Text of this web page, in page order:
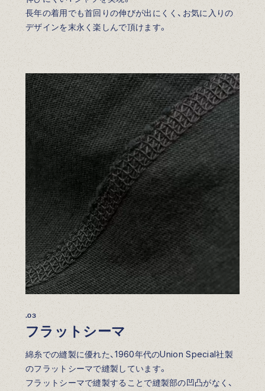
長年の着用でも首回りの伸びが出にくく、お気に入りの
デザインを末永く楽しんで頂けます。
.03
フラットシーマ
綿糸での縫製に優れた、1960年代のUnion Special社製
のフラットシーマで縫製しています。
フラットシーマで縫製することで縫製部の凹凸がなく、